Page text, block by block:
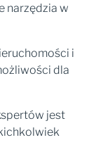
narzędzia w
i
dla
jest